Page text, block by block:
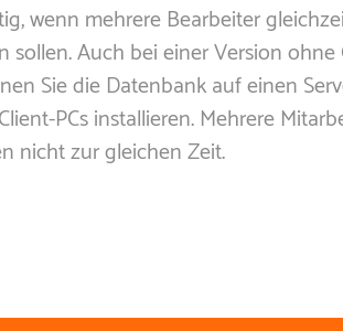
wenn mehrere Bearbeiter
Auch bei einer Version
Sie die Datenbank auf einen
PCs installieren. Mehrere
nicht zur gleichen Zeit.